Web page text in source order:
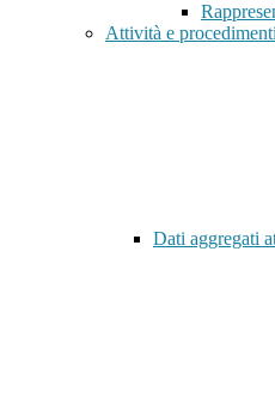
Attività e procedimenti
Dati aggregati